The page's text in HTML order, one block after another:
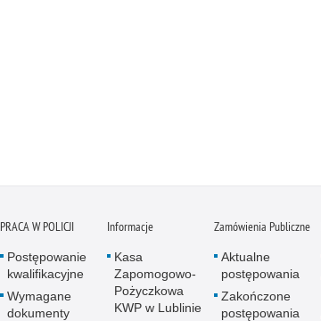
PRACA W POLICJI
Postępowanie
kwalifikacyjne
Wymagane
dokumenty
Informacje
Kasa
Zapomogowo-
Pożyczkowa
KWP w Lublinie
Zamówienia Publiczne
Aktualne
postępowania
Zakończone
postępowania